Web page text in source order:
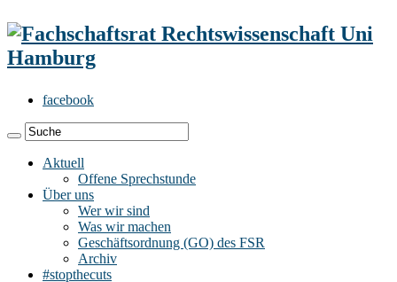
facebook
Aktuell
Offene Sprechstunde
Über uns
Wer wir sind
Was wir machen
Geschäftsordnung (GO) des FSR
Archiv
#stopthecuts